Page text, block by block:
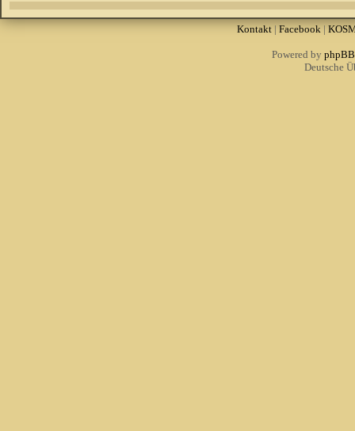
Kontakt| Facebook |
Powered by phpBB
Deutsche